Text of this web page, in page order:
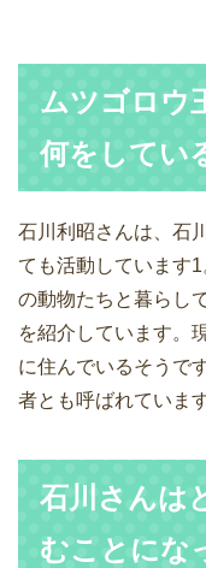
ムツゴロウ
何をしてい
石川利昭さんは、石
ても活動しています
の動物たちと暮らし
を紹介しています。
に住んでいるそうで
者とも呼ばれています
石川さんは
むことにな